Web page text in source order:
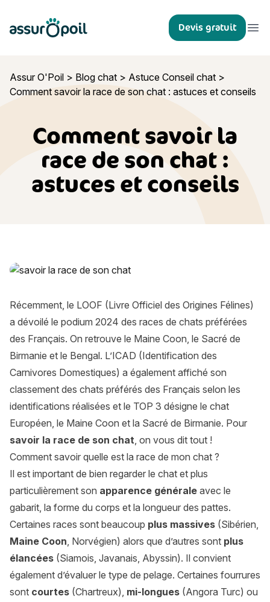
Assur O'Poil Devis gratuit
Assur O'Poil > Blog chat > Astuce Conseil chat >
Comment savoir la race de son chat : astuces et conseils
Comment savoir la
race de son chat :
astuces et conseils
Comment savoir la race de son chat : astuces et conseils
Récemment, le LOOF (Livre Officiel des Origines Félines)
a dévoilé le podium 2024 des races de chats préférées
des Français. On retrouve le Maine Coon, le Sacré de
Birmanie et le Bengal. L’ICAD (Identification des
Carnivores Domestiques) a également affiché son
classement des chats préférés des Français selon les
identifications réalisées et le TOP 3 désigne le chat
Européen, le Maine Coon et la Sacré de Birmanie. Pour
savoir la race de son chat, on vous dit tout !
Comment savoir quelle est la race de mon chat ?
Il est important de bien regarder le chat et plus
particulièrement son apparence générale avec le
gabarit, la forme du corps et la longueur des pattes.
Certaines races sont beaucoup plus massives (Sibérien,
Maine Coon, Norvégien) alors que d’autres sont plus
élancées (Siamois, Javanais, Abyssin). Il convient
également d’évaluer le type de pelage. Certaines fourrures
sont courtes (Chartreux), mi-longues (Angora Turc) ou